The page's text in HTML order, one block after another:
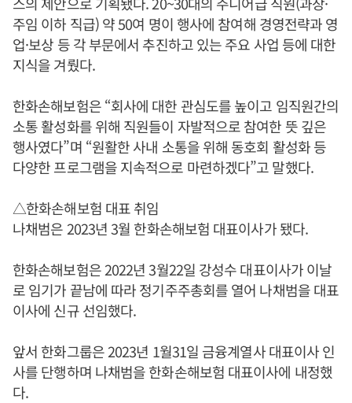
주임 이하 직급) 약 50여 명이 행사에 참여해 경영전략과 영
업·보상 등 각 부문에서 추진하고 있는 주요 사업 등에 대한
지식을 겨뤘다.
한화손해보험은 “회사에 대한 관심도를 높이고 임직원간의
소통 활성화를 위해 직원들이 자발적으로 참여한 뜻 깊은
행사였다”며 “원활한 사내 소통을 위해 동호회 활성화 등
다양한 프로그램을 지속적으로 마련하겠다”고 말했다.
△한화손해보험 대표 취임
나채범은 2023년 3월 한화손해보험 대표이사가 됐다.
한화손해보험은 2022년 3월22일 강성수 대표이사가 이날
로 임기가 끝남에 따라 정기주주총회를 열어 나채범을 대표
이사에 신규 선임했다.
앞서 한화그룹은 2023년 1월31일 금융계열사 대표이사 인
사를 단행하며 나채범을 한화손해보험 대표이사에 내정했
다.